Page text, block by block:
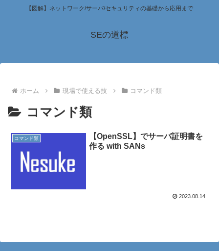
【図解】ネットワーク/サーバ/セキュリティの基礎から応用まで
SEの道標
ホーム 現場で使える技 コマンド類
コマンド類
コマンド類
【OpenSSL】でサーバ証明書を
作る with SANs
2023.08.14